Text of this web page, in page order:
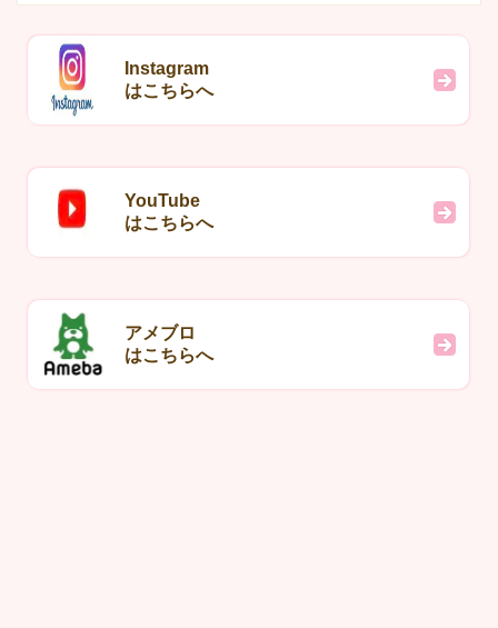
Instagram
はこちらへ
YouTube
はこちらへ
アメブロ
はこちらへ